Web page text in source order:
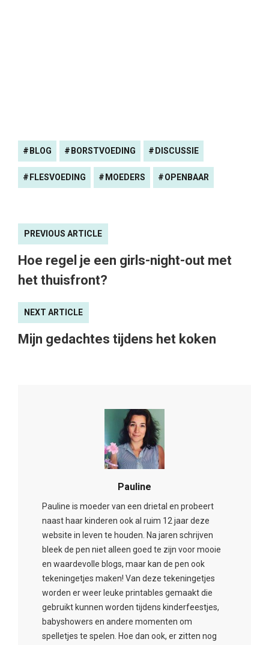
BLOG BORSTVOEDING DISCUSSIE
FLESVOEDING MOEDERS OPENBAAR
PREVIOUS ARTICLE
Hoe regel je een girls-night-out met
het thuisfront?
NEXT ARTICLE
Mijn gedachtes tijdens het koken
Pauline
Pauline is moeder van een drietal en probeert
naast haar kinderen ook al ruim 12 jaar deze
website in leven te houden. Na jaren schrijven
bleek de pen niet alleen goed te zijn voor mooie
en waardevolle blogs, maar kan de pen ook
tekeningetjes maken! Van deze tekeningetjes
worden er weer leuke printables gemaakt die
gebruikt kunnen worden tijdens kinderfeestjes,
babyshowers en andere momenten om
spelletjes te spelen. Hoe dan ook, er zitten nog